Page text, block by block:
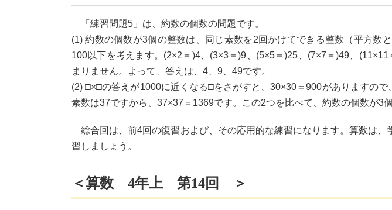
「練習問題5」は、約数の個数の問題です。
(1) 約数の個数が3個の整数は、同じ素数を2回かけてできる整数（平方
100以下を考えます。(2×2＝)4、(3×3＝)9、(5×5＝)25、(7×7＝)49、
まりません。よって、答えは、4、9、49です。
(2) □×□の答えが1000に近くなる□をさがすと、30×30＝900がありますの
素数は37ですから、37×37＝1369です。この2つを比べて、約数の個数が3
総合回は、前4回の復習および、その応用的な練習になります。算数は
習しましょう。
＜算数 4年上 第14回 ＞